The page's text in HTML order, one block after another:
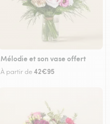
Mélodie et son vase offert
À partir de42€95